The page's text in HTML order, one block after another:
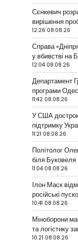
Сєнкевич
вирішення
12:26 08.08.26
Справа
у вбивстві на
12:04 08.08.26
Департамент
програми
11:42 08.08.26
У США
підтримку
11:21 08.08.26
Політолог
біля Буковеля
11:04 08.08.26
Ілон Маск
російські
10:41 08.08.26
Міноборони
та логістику
10:21 08.08.26